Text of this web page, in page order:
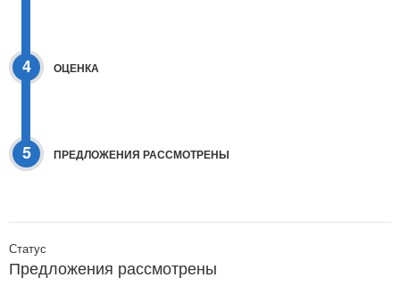
4 ОЦЕНКА
5 ПРЕДЛОЖЕНИЯ РАССМОТРЕНЫ
Статус
Предложения рассмотрены